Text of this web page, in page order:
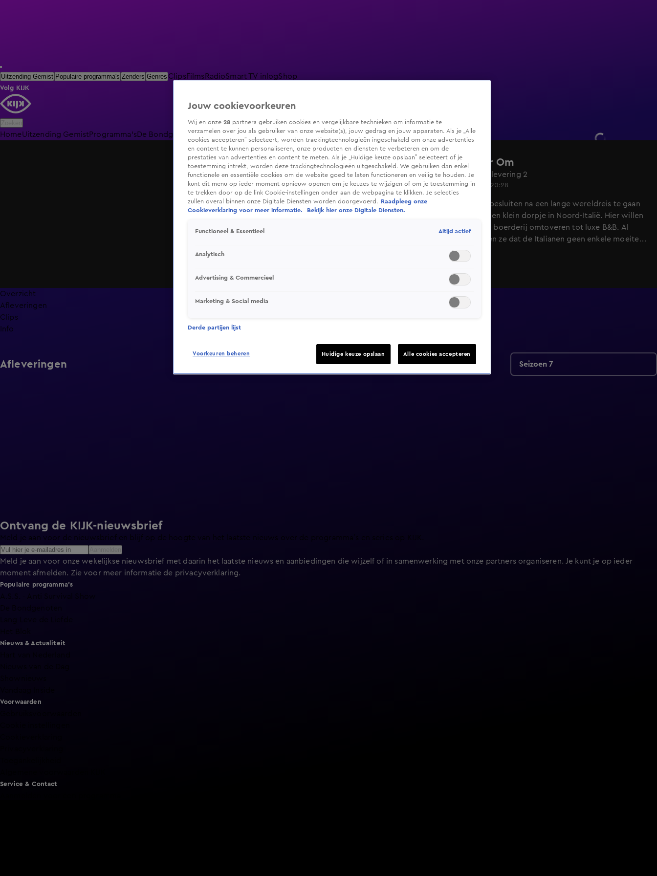
Uitzending Gemist Populaire programma's Zenders Genres ClipsFilms RadioSmart TV inlogShop
Volg KIJK
HomeUitzending GemistProgramma's De BondgenotenDe OranjezomerLivestreamsShop
Het Roer Om
Seizoen 7, aflevering 2
10 sep 2025, 20:28
Erik en Lisa besluiten na een lange wereldreis te gaan
settelen in een klein dorpje in Noord-Italië. Hier willen
ze een oude boerderij omtoveren tot luxe B&B. Al
gauw merken ze dat de Italianen geen enkele moeite
voor ze doen, waardoor de verbouwing gigantisch
uitloopt en de deadline steeds verder verschuift.
Overzicht
Afleveringen
Clips
Info
Afleveringen Seizoen 7
Ontvang de KIJK-nieuwsbrief
Meld je aan voor de nieuwsbrief en blijf op de hoogte van het laatste nieuws over de programma’s en series op KIJK.
Meld je aan voor onze wekelijkse nieuwsbrief met daarin het laatste nieuws en aanbiedingen die wijzelf of in samenwerking met onze partners organiseren. Je kunt je op ieder
moment afmelden. Zie voor meer informatie de privacyverklaring.
Populaire programma's
A.S.S. - Anti Survival Show
Nieuws & Actualiteit
Voorwaarden
Service & Contact
Jouw cookievoorkeuren
Wij en onze 28 partners gebruiken cookies en vergelijkbare technieken om informatie te
verzamelen over jou als gebruiker van onze website(s), jouw gedrag en jouw apparaten. Als je „Alle
cookies accepteren” selecteert, worden trackingtechnologieën ingeschakeld om onze advertenties
en content te kunnen personaliseren, onze producten en diensten te verbeteren en om de
prestaties van advertenties en content te meten. Als je „Huidige keuze opslaan” selecteert of je
toestemming intrekt, worden deze trackingtechnologieën uitgeschakeld. We gebruiken dan enkel
functionele en essentiële cookies om de website goed te laten functioneren en veilig te houden. Je
kunt dit menu op ieder moment opnieuw openen om je keuzes te wijzigen of om je toestemming in
te trekken door op de link Cookie-instellingen onder aan de webpagina te klikken. Je selecties
zullen overal binnen onze Digitale Diensten worden doorgevoerd.
Raadpleeg onze
Cookieverklaring voor meer informatie.
Bekijk hier onze Digitale Diensten.
Functioneel & Essentieel Altijd actief
Analytisch
Advertising & Commercieel
Marketing & Social media
Derde partijen lijst
Voorkeuren beheren Huidige keuze opslaan Alle cookies accepteren